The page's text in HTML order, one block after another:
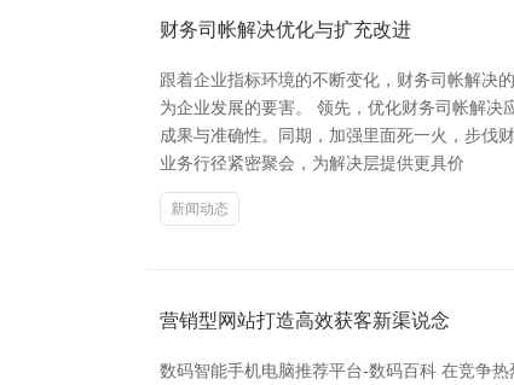
财务司帐解决优化与扩充改进
跟着企业指标环境的不断变化，财务司帐解决
为企业发展的要害。 领先，优化财务司帐解
成果与准确性。同期，加强里面死一火，步伐
业务行径紧密聚会，为解决层提供更具价
新闻动态
营销型网站打造高效获客新渠说念
数码智能手机电脑推荐平台-数码百科 在竞争